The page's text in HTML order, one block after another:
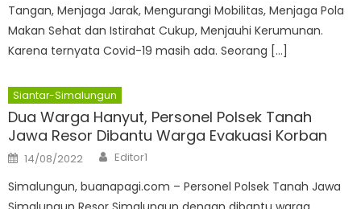
Tangan, Menjaga Jarak, Mengurangi Mobilitas, Menjaga Pola
Makan Sehat dan Istirahat Cukup, Menjauhi Kerumunan.
Karena ternyata Covid-19 masih ada. Seorang […]
Siantar-Simalungun
Dua Warga Hanyut, Personel Polsek Tanah
Jawa Resor Dibantu Warga Evakuasi Korban
Posted
on
14/08/2022 Author
Editor1
Simalungun, buanapagi.com – Personel Polsek Tanah Jawa